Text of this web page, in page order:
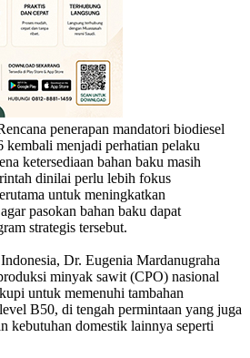
penerapan mandatori biodiesel
kembali menjadi perhatian pelaku
ketersediaan bahan baku masih
dinilai perlu lebih fokus
untuk meningkatkan
pasokan bahan baku dapat
strategis tersebut.
Dr. Eugenia Mardanugraha
minyak sawit (CPO) nasional
untuk memenuhi tambahan
B50, di tengah permintaan yang juga
kebutuhan domestik lainnya seperti